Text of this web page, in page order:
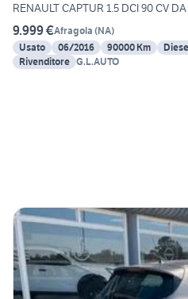
RENAULT CAPTUR 1.5 DCI 90 CV
9.999 €Afragola (NA)
Usato
06/2016 90000 Km
Rivenditore G.L.AUTO